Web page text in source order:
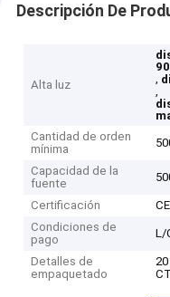
Descripción De
Alta luz
,
,
Cantidad de orden
mínima
Capacidad de la
fuente
Certificación
Condiciones de
pago
L/
Detalles de
empaquetado